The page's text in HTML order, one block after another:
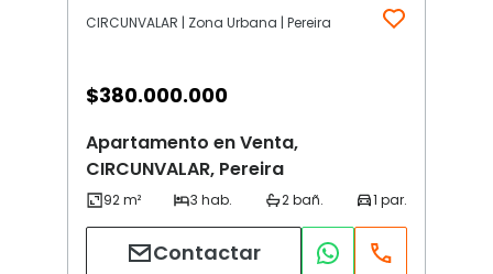
CIRCUNVALAR | Zona Urbana | Pereira
$380.000.000
Apartamento en Venta,
CIRCUNVALAR, Pereira
Contactar